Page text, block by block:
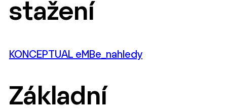
stažení
KONCEPTUAL eMBe_nahledy
Základní